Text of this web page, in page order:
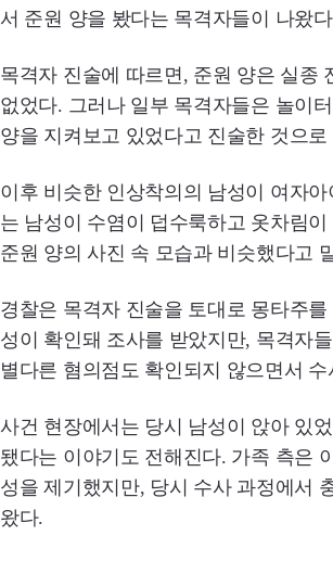
서 준원 양을 봤다는 목격자들이 나왔
목격자 진술에 따르면, 준원 양은 실종
없었다. 그러나 일부 목격자들은 놀이
양을 지켜보고 있었다고 진술한 것으로
이후 비슷한 인상착의의 남성이 여자
는 남성이 수염이 덥수룩하고 옷차림
준원 양의 사진 속 모습과 비슷했다고
경찰은 목격자 진술을 토대로 몽타주
성이 확인돼 조사를 받았지만, 목격자
별다른 혐의점도 확인되지 않으면서
사건 현장에서는 당시 남성이 앉아 있
됐다는 이야기도 전해진다. 가족 측은
성을 제기했지만, 당시 수사 과정에서
왔다.